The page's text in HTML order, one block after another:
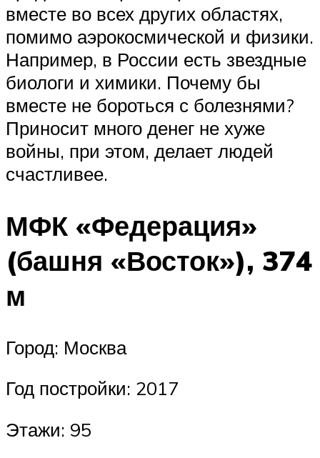
вместе во всех других областях,
помимо аэрокосмической и физики.
Например, в России есть звездные
биологи и химики. Почему бы
вместе не бороться с болезнями?
Приносит много денег не хуже
войны, при этом, делает людей
счастливее.
МФК «Федерация»
(башня «Восток»), 374
м
Город: Москва
Год постройки: 2017
Этажи: 95